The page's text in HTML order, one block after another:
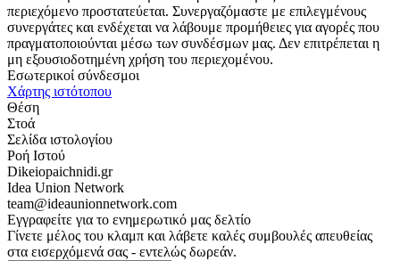
περιεχόμενο προστατεύεται. Συνεργαζόμαστε με επιλεγμένους
συνεργάτες και ενδέχεται να λάβουμε προμήθειες για αγορές που
πραγματοποιούνται μέσω των συνδέσμων μας. Δεν επιτρέπεται η
μη εξουσιοδοτημένη χρήση του περιεχομένου.
Εσωτερικοί σύνδεσμοι
Χάρτης ιστότοπου
Θέση
Στοά
Σελίδα ιστολογίου
Ροή Ιστού
Dikeiopaichnidi.gr
Idea Union Network
team@ideaunionnetwork.com
Εγγραφείτε για το ενημερωτικό μας δελτίο
Γίνετε μέλος του κλαμπ και λάβετε καλές συμβουλές απευθείας
στα εισερχόμενά σας - εντελώς δωρεάν.